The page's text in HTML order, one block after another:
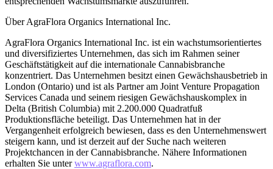
Über AgraFlora Organics International Inc.
AgraFlora Organics International Inc. ist ein wachstumsorientiertes
und diversifiziertes Unternehmen, das sich im Rahmen seiner
Geschäftstätigkeit auf die internationale Cannabisbranche
konzentriert. Das Unternehmen besitzt einen Gewächshausbetrieb in
London (Ontario) und ist als Partner am Joint Venture Propagation
Services Canada und seinem riesigen Gewächshauskomplex in
Delta (British Columbia) mit 2.200.000 Quadratfuß
Produktionsfläche beteiligt. Das Unternehmen hat in der
Vergangenheit erfolgreich bewiesen, dass es den Unternehmenswert
steigern kann, und ist derzeit auf der Suche nach weiteren
Projektchancen in der Cannabisbranche. Nähere Informationen
erhalten Sie unterwww.agraflora.com.